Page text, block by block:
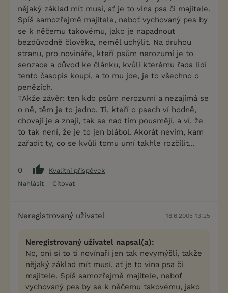
nějaký základ mít musí, ať je to vina psa či majitele.
Spíš samozřejmě majitele, neboť vychovaný pes by
se k něčemu takovému, jako je napadnout
bezdůvodně člověka, neměl uchýlit. Na druhou
stranu, pro novináře, kteří psům nerozumí je to
senzace a důvod ke článku, kvůli kterému řada lidí
tento časopis koupí, a to mu jde, je to všechno o
penězích.
TAkže závěr: ten kdo psům nerozumí a nezajímá se
o ně, těm je to jedno. Ti, kteří o psech ví hodně,
chovají je a znají, tak se nad tím pousmějí, a ví, že
to tak není, že je to jen blábol. Akorát nevím, kam
zařadit ty, co se kvůli tomu umí takhle rozčílit...
0
Kvalitní příspěvek
Nahlásit
Citovat
Neregistrovaný uživatel 18.6.2005 13:25
Neregistrovaný uživatel napsal(a):
No, oni si to ti novínaři jen tak nevymýšlí, takže
nějaký základ mít musí, ať je to vina psa či
majitele. Spíš samozřejmě majitele, neboť
vychovaný pes by se k něčemu takovému, jako